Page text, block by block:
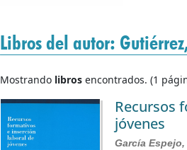
Libros del autor:
Mostrando librosencontrados. (1
Recursos
jóvenes
García Espejo,